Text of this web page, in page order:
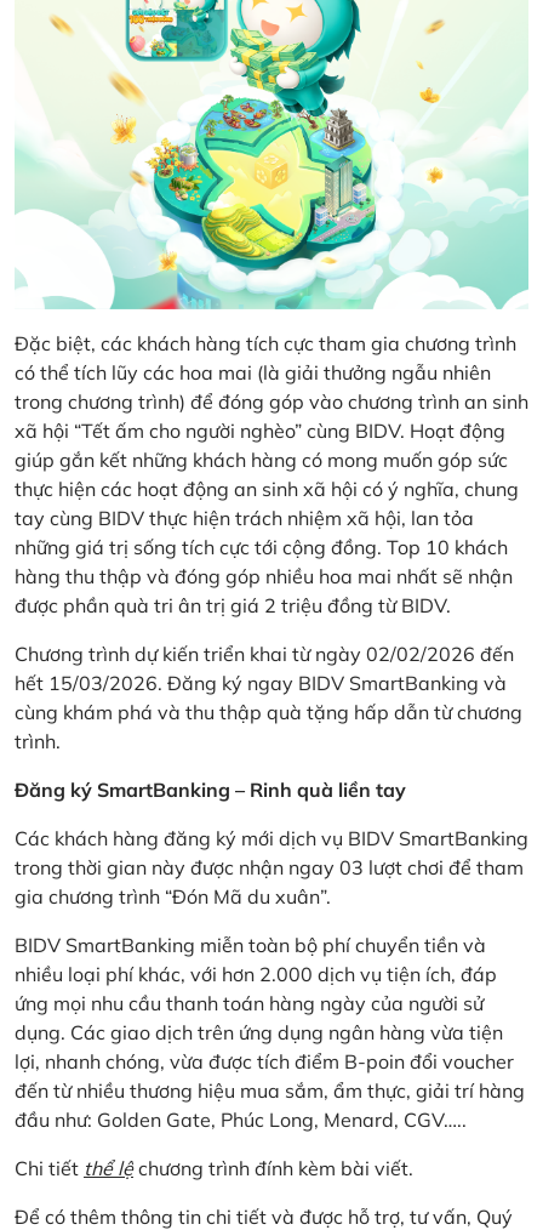
Đặc biệt, các khách hàng tích cực tham gia chương trình
có thể tích lũy các hoa mai (là giải thưởng ngẫu nhiên
trong chương trình) để đóng góp vào chương trình an sinh
xã hội “Tết ấm cho người nghèo” cùng BIDV. Hoạt động
giúp gắn kết những khách hàng có mong muốn góp sức
thực hiện các hoạt động an sinh xã hội có ý nghĩa, chung
tay cùng BIDV thực hiện trách nhiệm xã hội, lan tỏa
những giá trị sống tích cực tới cộng đồng. Top 10 khách
hàng thu thập và đóng góp nhiều hoa mai nhất sẽ nhận
được phần quà tri ân trị giá 2 triệu đồng từ BIDV.
Chương trình dự kiến triển khai từ ngày 02/02/2026 đến
hết 15/03/2026. Đăng ký ngay BIDV SmartBanking và
cùng khám phá và thu thập quà tặng hấp dẫn từ chương
trình.
Đăng ký SmartBanking – Rinh quà liền tay
Các khách hàng đăng ký mới dịch vụ BIDV SmartBanking
trong thời gian này được nhận ngay 03 lượt chơi để tham
gia chương trình “Đón Mã du xuân”.
BIDV SmartBanking miễn toàn bộ phí chuyển tiền và
nhiều loại phí khác, với hơn 2.000 dịch vụ tiện ích, đáp
ứng mọi nhu cầu thanh toán hàng ngày của người sử
dụng. Các giao dịch trên ứng dụng ngân hàng vừa tiện
lợi, nhanh chóng, vừa được tích điểm B-poin đổi voucher
đến từ nhiều thương hiệu mua sắm, ẩm thực, giải trí hàng
đầu như: Golden Gate, Phúc Long, Menard, CGV…..
Chi tiết thể lệchương trình đính kèm bài viết.
Để có thêm thông tin chi tiết và được hỗ trợ, tư vấn, Quý